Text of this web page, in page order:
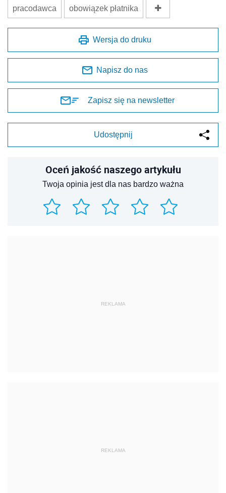
pracodawca obowiązek płatnika
Wersja do druku
Napisz do nas
Zapisz się na newsletter
Udostępnij
Oceń jakość naszego artykułu
Twoja opinia jest dla nas bardzo ważna
REKLAMA
REKLAMA